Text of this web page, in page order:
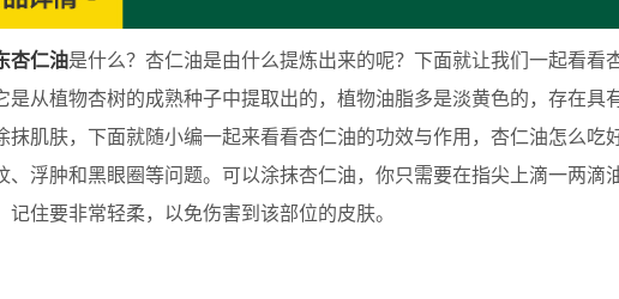
杏仁油是什么？杏仁油是由什么提炼出来的呢？下面就让我们一起看看
是从植物杏树的成熟种子中提取出的，植物油脂多是淡黄色的，存在具
抹肌肤，下面就随小编一起来看看杏仁油的功效与作用，杏仁油怎么吃
、浮肿和黑眼圈等问题。可以涂抹杏仁油，你只需要在指尖上滴一两滴
记住要非常轻柔，以免伤害到该部位的皮肤。